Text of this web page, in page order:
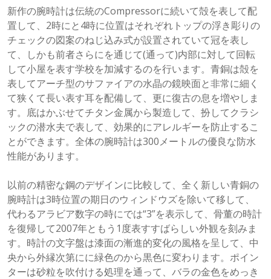
新作の腕時計は伝統のCompressorに続いて殻を表して配
置して、2時にと4時に位置はそれぞれトップの浮き彫りの
チェックの図案のねじ込み式が設置されていて冠を表し
て、しかも前者さらにを通じて(通って)内部に対して回転
して小屋を表す学校を加減するのを行います。青銅は殻を
表してアーチ型のサファイアの水晶の鏡映面と非常に細く
て狭くて長い表す耳を配備して、更に復古の息を増やしま
す。底はかぶせてチタン金属から製造して、扮してクラシ
ックの潜水夫で表して、効果的にアレルギーを防止するこ
とができます。全体の腕時計は300メートルの優良な防水
性能があります。
以前の精密な鋼のデザインに比較して、全く新しい青銅の
腕時計は3時位置の期日のウィンドウズを除いて移して、
代わるアラビア数字の時にでは“3”を表示して、骨董の時計
を復帰して2007年ともう1度表すすばらしい外観を刻みま
す。時計の文字盤は漆面の漸進的変化の風格を呈して、中
央から外縁次第にに緑色のから黒色に変わります。ポイン
ターは砂粒を吹付ける処理を通って、バラの金色をめっき